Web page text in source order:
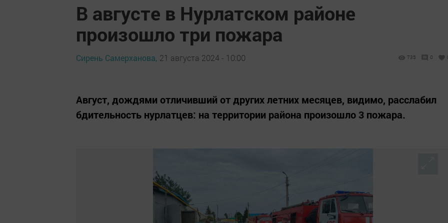
В августе в Нурлатском районе
произошло три пожара
Сирень Самерханова, 21 августа 2024 - 10:00 735 0
Август, дождями отличивший от других летних месяцев, видимо, расслабил
бдительность нурлатцев: на территории района произошло 3 пожара.